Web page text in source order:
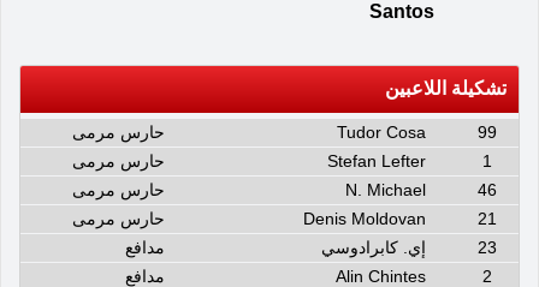
Santos
تشكيلة اللاعبين
99
Tudor Cosa
حارس مرمى
1
Stefan Lefter
حارس مرمى
46
N. Michael
حارس مرمى
21
Denis Moldovan
حارس مرمى
23
إي. كابرادوسي
مدافع
2
Alin Chintes
مدافع